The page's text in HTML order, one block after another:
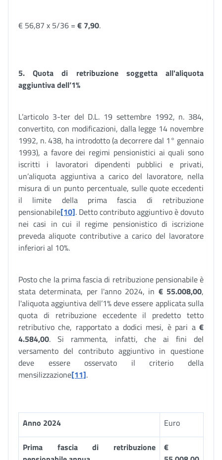
€ 56,87 x 5/36 = € 7,90.
5. Quota di retribuzione soggetta all'aliquota
aggiuntiva dell’1%
L’articolo 3-ter del D.L. 19 settembre 1992, n. 384,
convertito, con modificazioni, dalla legge 14 novembre
1992, n. 438, ha introdotto (a decorrere dal 1° gennaio
1993), a favore dei regimi pensionistici ai quali sono
iscritti i lavoratori dipendenti pubblici e privati,
un’aliquota aggiuntiva a carico del lavoratore, nella
misura di un punto percentuale, sulle quote eccedenti
il limite della prima fascia di retribuzione
pensionabile[10]. Detto contributo aggiuntivo è dovuto
nei casi in cui il regime pensionistico di iscrizione
preveda aliquote contributive a carico del lavoratore
inferiori al 10%.
Posto che la prima fascia di retribuzione pensionabile è
stata determinata, per l'anno 2024, in € 55.008,00,
l'aliquota aggiuntiva dell’1% deve essere applicata sulla
quota di retribuzione eccedente il predetto tetto
retributivo che, rapportato a dodici mesi, è pari a €
4.584,00. Si rammenta, infatti, che ai fini del
versamento del contributo aggiuntivo in questione
deve essere osservato il criterio della
mensilizzazione[11].
Anno 2024 Euro
Prima fascia di retribuzione
€